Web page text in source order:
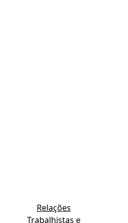
Relações
Trabalhistas e